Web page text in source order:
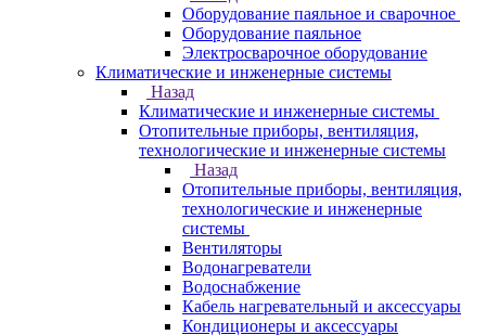
Оборудование паяльное и сварочное
Оборудование паяльное
Электросварочное оборудование
Климатические и инженерные системы
Назад
Климатические и инженерные системы
Отопительные приборы, вентиляция,
технологические и инженерные системы
Назад
Отопительные приборы, вентиляция,
технологические и инженерные
системы
Вентиляторы
Водонагреватели
Водоснабжение
Кабель нагревательный и аксессуары
Кондиционеры и аксессуары